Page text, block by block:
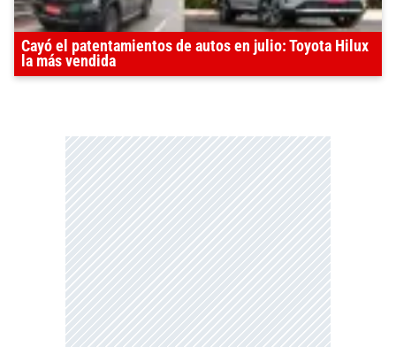
Cayó el patentamientos de autos en julio: Toyota Hilux
la más vendida